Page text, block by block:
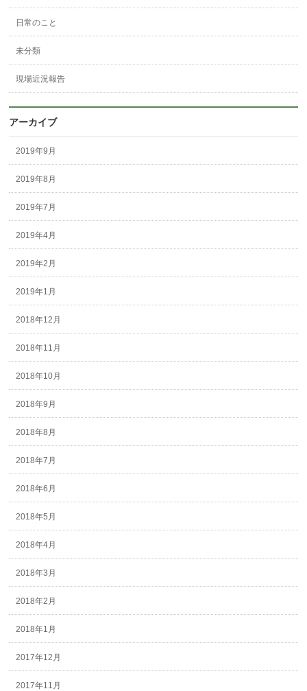
日常のこと
未分類
現場近況報告
アーカイブ
2019年9月
2019年8月
2019年7月
2019年4月
2019年2月
2019年1月
2018年12月
2018年11月
2018年10月
2018年9月
2018年8月
2018年7月
2018年6月
2018年5月
2018年4月
2018年3月
2018年2月
2018年1月
2017年12月
2017年11月